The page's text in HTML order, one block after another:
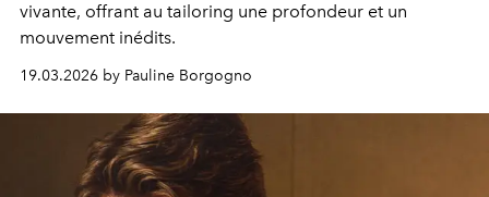
vivante, offrant au tailoring une profondeur et un
mouvement inédits.
19.03.2026 by Pauline Borgogno